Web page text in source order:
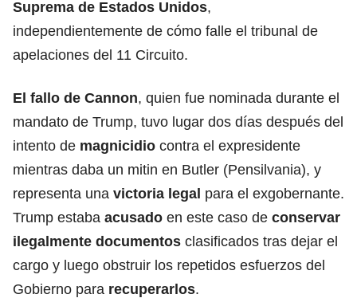
Suprema de Estados Unidos,
independientemente de cómo falle el tribunal de
apelaciones del 11 Circuito.
El fallo de Cannon, quien fue nominada durante el
mandato de Trump, tuvo lugar dos días después del
intento de magnicidio contra el expresidente
mientras daba un mitin en Butler (Pensilvania), y
representa una victoria legal para el exgobernante.
Trump estaba acusado en este caso de conservar
ilegalmente documentos clasificados tras dejar el
cargo y luego obstruir los repetidos esfuerzos del
Gobierno para recuperarlos.